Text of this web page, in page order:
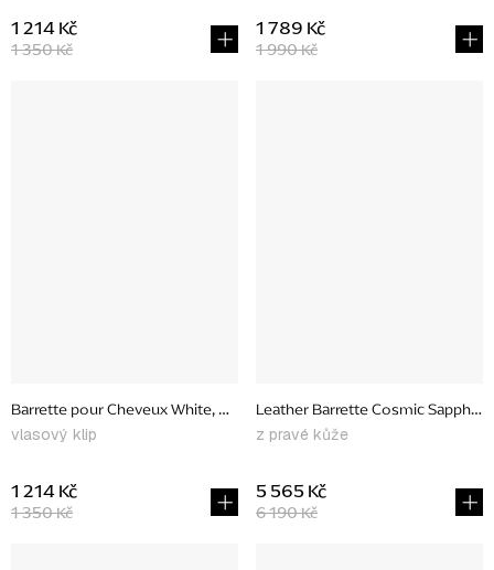
1 350 Kč
1 214 Kč
1 990 Kč
1 789 Kč
Barrette pour Cheveux White, medium
vlasový klip
1 350 Kč
1 214 Kč
Leather Barrette Cosmic
z pravé kůže
6 190 Kč
5 565 Kč